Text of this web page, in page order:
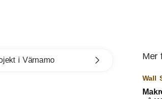
i Värnamo Mer
Wall